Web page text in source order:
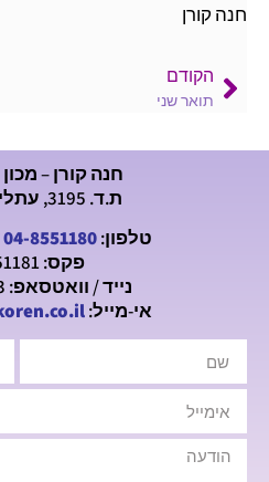
חנה קורן
הקודם
תואר שני
חנה קורן –
ת.ד. 3195, עתלית 3033274
טלפון:04-8551180
פקס: 04-8551181
נייד / וואטסאפ: 054-2858963
אי-מייל: